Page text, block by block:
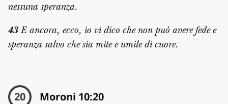
nessuna speranza.
43E ancora, ecco, io vi dico che non può avere fede e
speranza salvo che sia mite e umile di cuore.
20 Moroni 10:20